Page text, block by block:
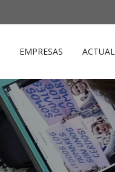
EMPRESAS